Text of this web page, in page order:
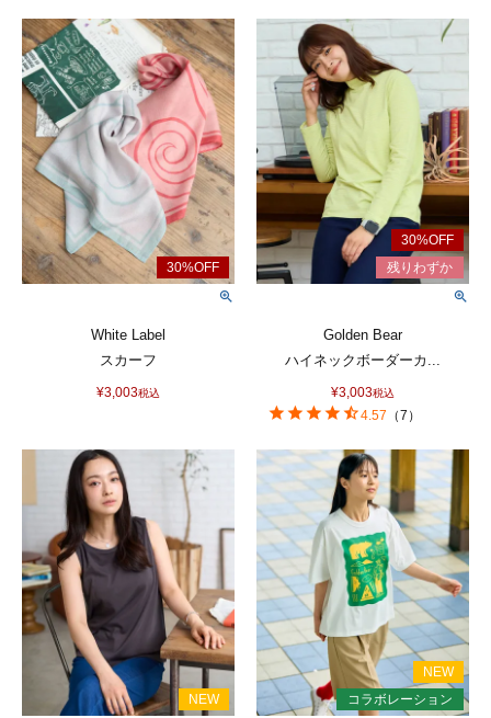
White Label
スカーフ
¥3,003税込
Golden Bear
ハイネックボーダーカ...
¥3,003税込
4.57 （7 ）